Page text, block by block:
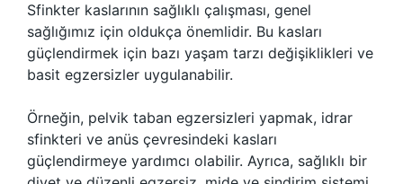
Sfinkter kaslarının sağlıklı çalışması, genel
sağlığımız için oldukça önemlidir. Bu kasları
güçlendirmek için bazı yaşam tarzı değişiklikleri ve
basit egzersizler uygulanabilir.
Örneğin, pelvik taban egzersizleri yapmak, idrar
sfinkteri ve anüs çevresindeki kasları
güçlendirmeye yardımcı olabilir. Ayrıca, sağlıklı bir